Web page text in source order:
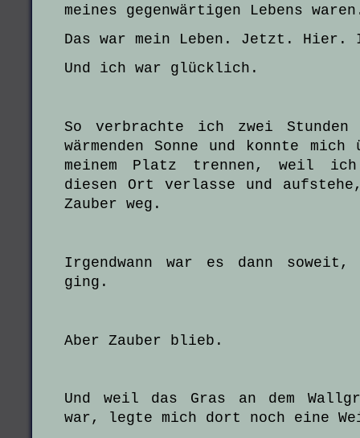
meines gegenwärtigen Lebens
Das war mein Leben. Jetzt. Hier.
Und ich war glücklich.
So verbrachte ich zwei
wärmenden Sonne und konnte
meinem Platz trennen, weil
diesen Ort verlasse und
Zauber weg.
Irgendwann war es dann
ging.
Aber Zauber blieb.
Und weil das Gras an dem
war, legte mich dort noch eine